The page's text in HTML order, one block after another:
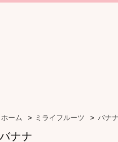
ホーム > ミライフルーツ > バナナ
バナナ